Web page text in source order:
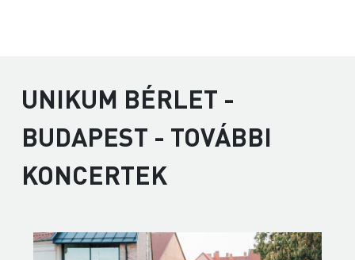
UNIKUM BÉRLET -
BUDAPEST - TOVÁBBI
KONCERTEK